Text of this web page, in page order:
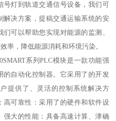
号灯到轨道交通信号设备，我们可
解决方案，提稿交通运输系统的安
可以帮助您实现对能源的监测、
率，降低能源消耗和环境污染。
系列PLC模块是一款功能强
的自动化控制器。它采用了的开发
提供了、灵活的控制系统解决方
高可靠性：采用了的硬件和软件设
强大的性能：具备高速计算、津确